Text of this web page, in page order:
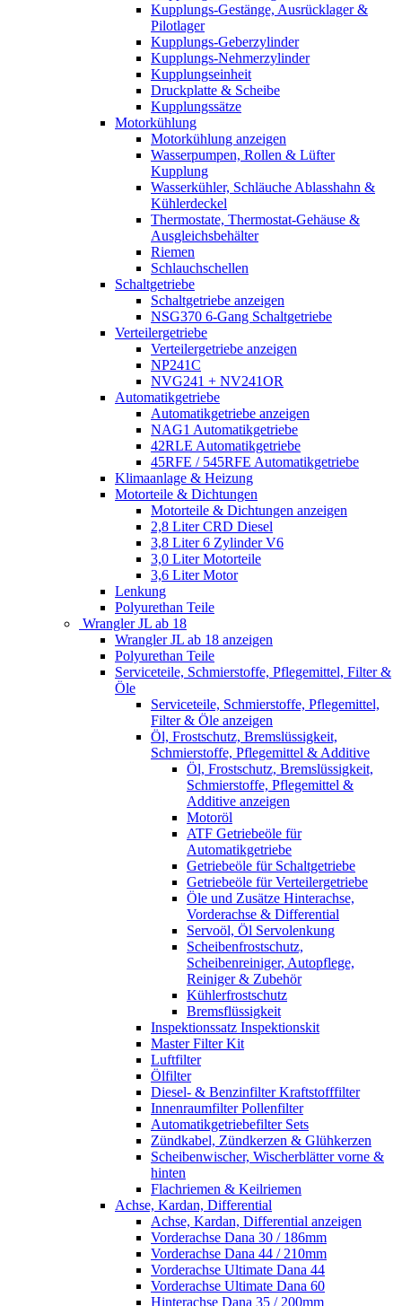
Kupplungs-Gestänge, Ausrücklager &
Pilotlager
Kupplungs-Geberzylinder
Kupplungs-Nehmerzylinder
Kupplungseinheit
Druckplatte & Scheibe
Kupplungssätze
Motorkühlung
Motorkühlung anzeigen
Wasserpumpen, Rollen & Lüfter
Kupplung
Wasserkühler, Schläuche Ablasshahn &
Kühlerdeckel
Thermostate, Thermostat-Gehäuse &
Ausgleichsbehälter
Riemen
Schlauchschellen
Schaltgetriebe
Schaltgetriebe anzeigen
NSG370 6-Gang Schaltgetriebe
Verteilergetriebe
Verteilergetriebe anzeigen
NP241C
NVG241 + NV241OR
Automatikgetriebe
Automatikgetriebe anzeigen
NAG1 Automatikgetriebe
42RLE Automatikgetriebe
45RFE / 545RFE Automatikgetriebe
Klimaanlage & Heizung
Motorteile & Dichtungen
Motorteile & Dichtungen anzeigen
2,8 Liter CRD Diesel
3,8 Liter 6 Zylinder V6
3,0 Liter Motorteile
3,6 Liter Motor
Lenkung
Polyurethan Teile
Wrangler JL ab 18
Wrangler JL ab 18 anzeigen
Polyurethan Teile
Serviceteile, Schmierstoffe, Pflegemittel, Filter &
Öle
Serviceteile, Schmierstoffe, Pflegemittel,
Filter & Öle anzeigen
Öl, Frostschutz, Bremslüssigkeit,
Schmierstoffe, Pflegemittel & Additive
Öl, Frostschutz, Bremslüssigkeit,
Schmierstoffe, Pflegemittel &
Additive anzeigen
Motoröl
ATF Getriebeöle für
Automatikgetriebe
Getriebeöle für Schaltgetriebe
Getriebeöle für Verteilergetriebe
Öle und Zusätze Hinterachse,
Vorderachse & Differential
Servoöl, Öl Servolenkung
Scheibenfrostschutz,
Scheibenreiniger, Autopflege,
Reiniger & Zubehör
Kühlerfrostschutz
Bremsflüssigkeit
Inspektionssatz Inspektionskit
Master Filter Kit
Luftfilter
Ölfilter
Diesel- & Benzinfilter Kraftstofffilter
Innenraumfilter Pollenfilter
Automatikgetriebefilter Sets
Zündkabel, Zündkerzen & Glühkerzen
Scheibenwischer, Wischerblätter vorne &
hinten
Flachriemen & Keilriemen
Achse, Kardan, Differential
Achse, Kardan, Differential anzeigen
Vorderachse Dana 30 / 186mm
Vorderachse Dana 44 / 210mm
Vorderachse Ultimate Dana 44
Vorderachse Ultimate Dana 60
Hinterachse Dana 35 / 200mm